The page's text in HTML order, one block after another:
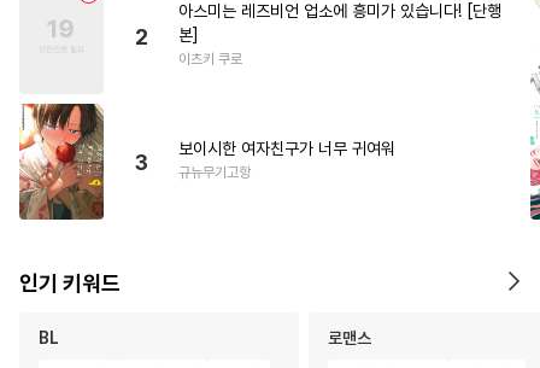
2
아스미는 레즈비언 업소에 흥미가 있습니다! [단행
본]
이츠키 쿠로
3
보이시한 여자친구가 너무 귀여워
규뉴무기고항
인기 키워드
BL 로맨스